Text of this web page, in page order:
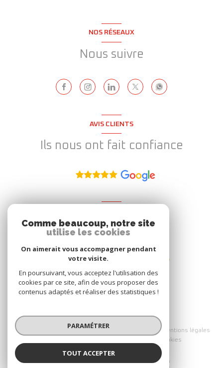
NOS RÉSEAUX
Nous suivre
AVIS CLIENTS
Ils nous ont fait confiance
Nous adhérons
© 2026 | Tous droits réservés
Mentions légales
Cookies
Comme beaucoup, notre site
utilise les cookies
On aimerait vous accompagner pendant
votre visite.
En poursuivant, vous acceptez l'utilisation des
cookies par ce site, afin de vous proposer des
contenus adaptés et réaliser des statistiques !
PARAMÉTRER
TOUT ACCEPTER